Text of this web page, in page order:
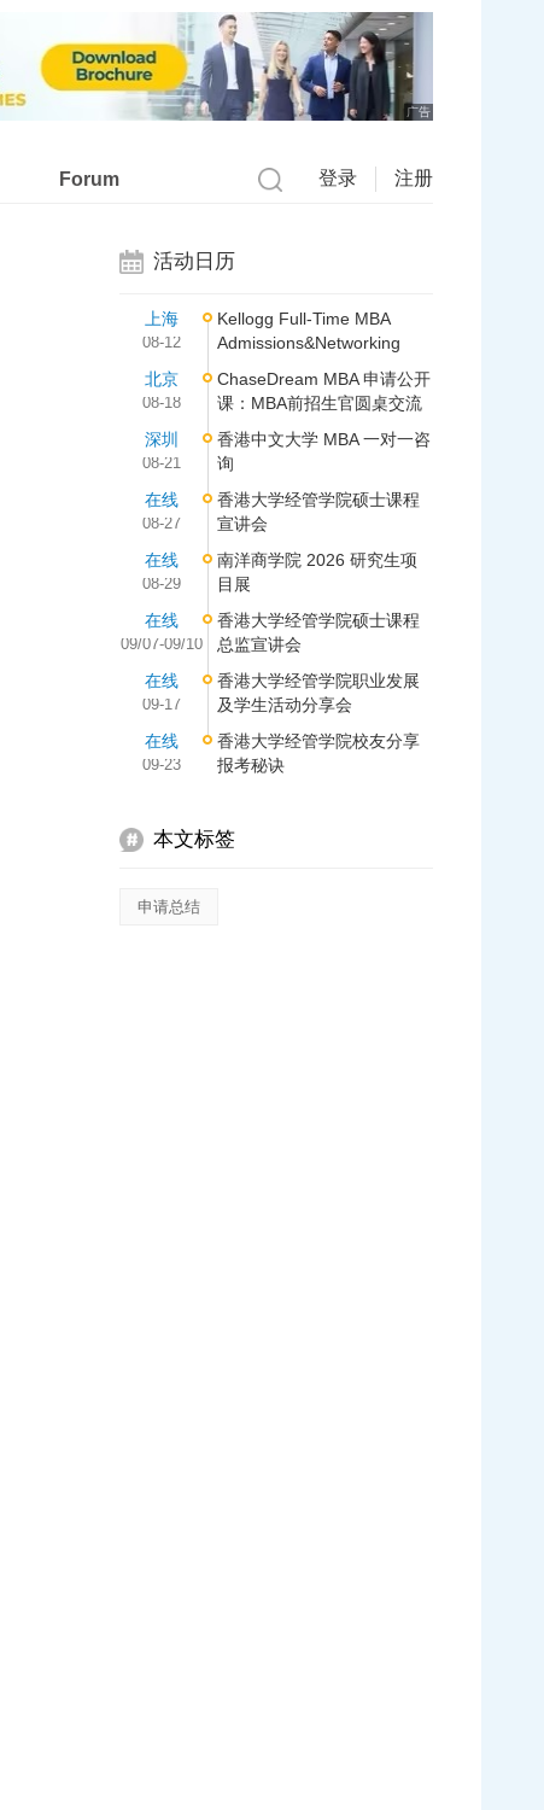
广告
Forum 登录 注册
活动日历
上海
08-12
Kellogg Full-Time MBA
Admissions&Networking
北京
08-18
ChaseDream MBA 申请公开
课：MBA前招生官圆桌交流
深圳
08-21
香港中文大学 MBA 一对一咨
询
在线
08-27
香港大学经管学院硕士课程
宣讲会
在线
08-29
南洋商学院 2026 研究生项
目展
在线
09/07-09/10
香港大学经管学院硕士课程
总监宣讲会
在线
09-17
香港大学经管学院职业发展
及学生活动分享会
在线
09-23
香港大学经管学院校友分享
报考秘诀
本文标签
申请总结